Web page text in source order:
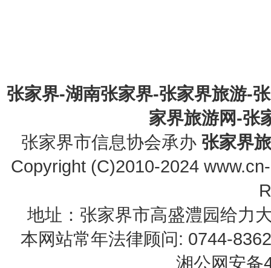
张家界-湖南张家界-张家界旅游-
家界旅游网-张
张家界市信息协会承办 张家界
Copyright (C)2010-2024
地址：张家界市高盛澧园给力
本网站常年法律顾问: 0744-
湘公网安备